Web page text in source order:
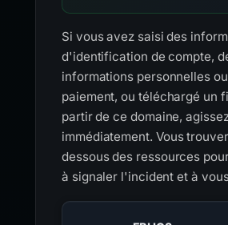
Si vous avez saisi des
d'identification de compte,
informations personnelles
paiement, ou téléchargé un
partir de ce domaine,
immédiatement. Vous
dessous des ressources
à signaler l'incident et à